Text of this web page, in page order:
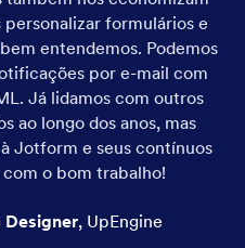
formulários e
entendemos. Podemos
por e-mail com
Já lidamos com outros
ao longo dos anos, mas
Jotform e seus contínuos
o bom trabalho!
Designer, UpEngine